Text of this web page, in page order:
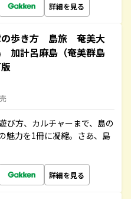
詳細を見る
歩き方 島旅 奄美大
計呂麻島（奄美群島
方、カルチャーまで、島の
魅力を1冊に凝縮。さあ、島
詳細を見る